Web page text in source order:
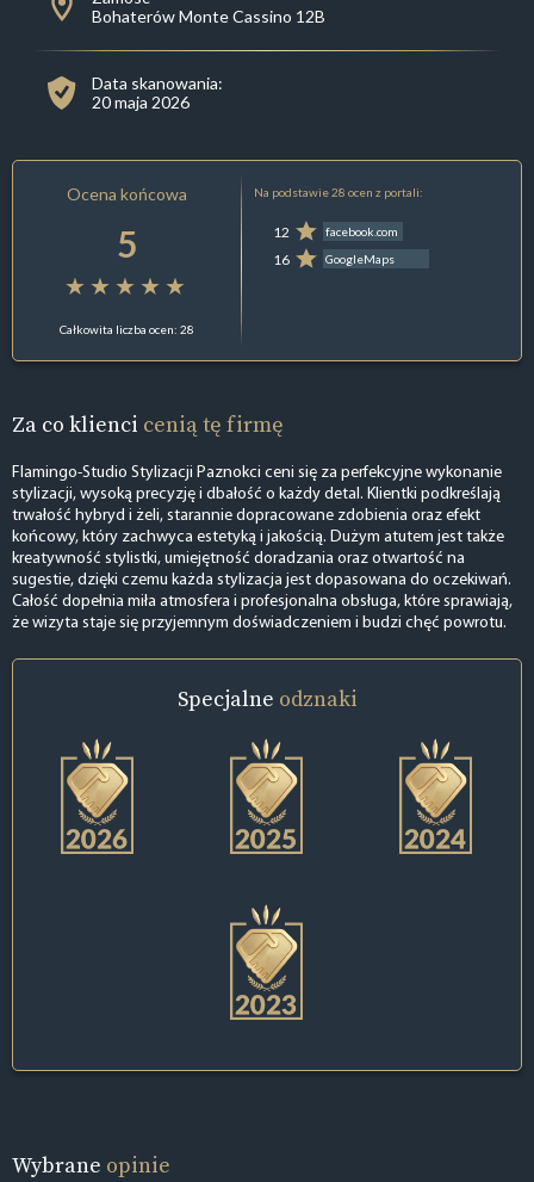
Bohaterów Monte Cassino 12B
Data skanowania:
20 maja 2026
Ocena końcowa
5
Całkowita liczba ocen: 28
Na podstawie 28 ocen z portali:
12 facebook.com
16 GoogleMaps
Za co klienci cenią tę firmę
Flamingo-Studio Stylizacji Paznokci ceni się za perfekcyjne wykonanie
stylizacji, wysoką precyzję i dbałość o każdy detal. Klientki podkreślają
trwałość hybryd i żeli, starannie dopracowane zdobienia oraz efekt
końcowy, który zachwyca estetyką i jakością. Dużym atutem jest także
kreatywność stylistki, umiejętność doradzania oraz otwartość na
sugestie, dzięki czemu każda stylizacja jest dopasowana do oczekiwań.
Całość dopełnia miła atmosfera i profesjonalna obsługa, które sprawiają,
że wizyta staje się przyjemnym doświadczeniem i budzi chęć powrotu.
Specjalne odznaki
Wybrane opinie